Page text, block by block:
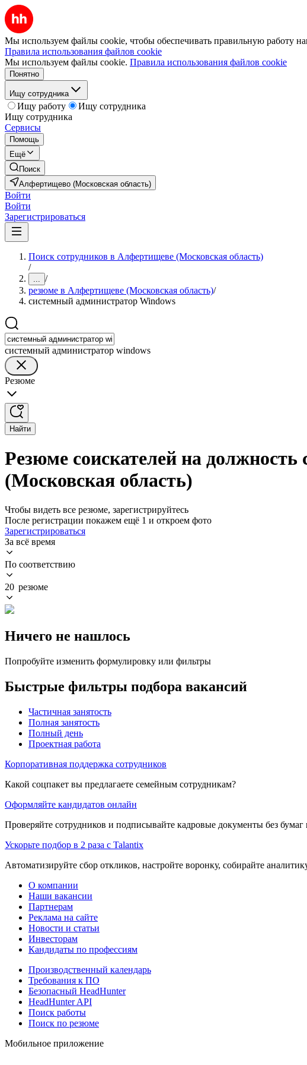
Мы используем файлы cookie, чтобы обеспечивать правильную работу
Правила использования файлов cookie
Мы используем файлы cookie. Правила использования файлов cookie
Понятно
Ищу сотрудника
Ищу работу
Ищу сотрудника
Ищу сотрудника
Сервисы
Помощь
Ещё
Поиск
Алфертищево (Московская область)
Войти
Войти
Зарегистрироваться
Поиск сотрудников в Алфертищеве (Московская область)
/
... /
резюме в Алфертищеве (Московская область)/
системный администратор Windows
системный администратор windows
Резюме
Найти
Резюме соискателей на
(Московская область)
Чтобы видеть все резюме, зарегистрируйтесь
После регистрации покажем ещё 1 и откроем фото
Зарегистрироваться
За всё время
По соответствию
20 резюме
Ничего не нашлось
Попробуйте изменить формулировку или фильтры
Быстрые фильтры подбора вакансий
Частичная занятость
Полная занятость
Полный день
Проектная работа
Корпоративная поддержка сотрудников
Какой соцпакет вы предлагаете семейным сотрудникам?
Оформляйте кандидатов онлайн
Проверяйте сотрудников и подписывайте кадровые документы без
Ускорьте подбор в 2 раза с Talantix
Автоматизируйте сбор откликов, настройте воронку, собирайте
О компании
Наши вакансии
Партнерам
Реклама на сайте
Новости и статьи
Инвесторам
Кандидаты по профессиям
Производственный календарь
Требования к ПО
Безопасный HeadHunter
HeadHunter API
Поиск работы
Поиск по резюме
Мобильное приложение